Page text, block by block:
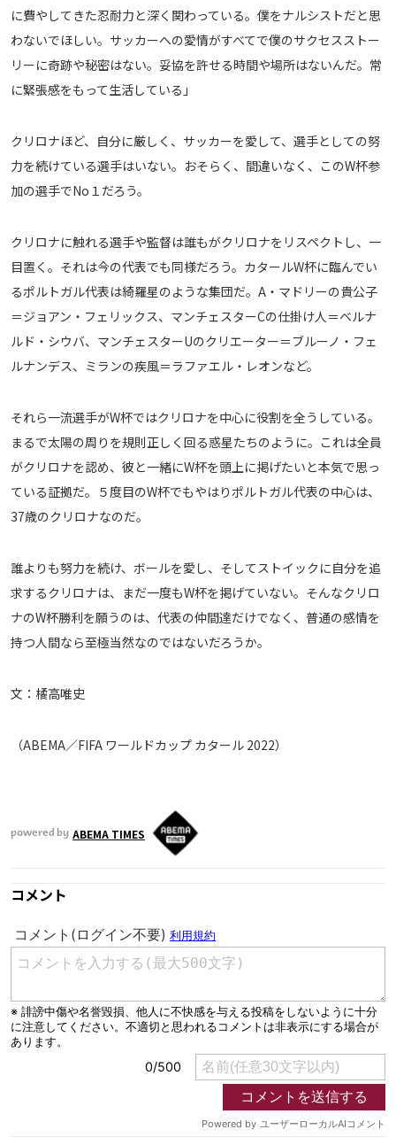
に費やしてきた忍耐力と深く関わっている。僕をナルシストだと思
わないでほしい。サッカーへの愛情がすべてで僕のサクセスストー
リーに奇跡や秘密はない。妥協を許せる時間や場所はないんだ。常
に緊張感をもって生活している」
クリロナほど、自分に厳しく、サッカーを愛して、選手としての努
力を続けている選手はいない。おそらく、間違いなく、このW杯参
加の選手でNo１だろう。
クリロナに触れる選手や監督は誰もがクリロナをリスペクトし、一
目置く。それは今の代表でも同様だろう。カタールW杯に臨んでい
るポルトガル代表は綺羅星のような集団だ。A・マドリーの貴公子
＝ジョアン・フェリックス、マンチェスターCの仕掛け人＝ベルナ
ルド・シウバ、マンチェスターUのクリエーター＝ブルーノ・フェ
ルナンデス、ミランの疾風＝ラファエル・レオンなど。
それら一流選手がW杯ではクリロナを中心に役割を全うしている。
まるで太陽の周りを規則正しく回る惑星たちのように。これは全員
がクリロナを認め、彼と一緒にW杯を頭上に掲げたいと本気で思っ
ている証拠だ。５度目のW杯でもやはりポルトガル代表の中心は、
37歳のクリロナなのだ。
誰よりも努力を続け、ボールを愛し、そしてストイックに自分を追
求するクリロナは、まだ一度もW杯を掲げていない。そんなクリロ
ナのW杯勝利を願うのは、代表の仲間達だけでなく、普通の感情を
持つ人間なら至極当然なのではないだろうか。
文：橘高唯史
（ABEMA／FIFA ワールドカップ カタール 2022）
powered by ABEMA TIMES
コメント